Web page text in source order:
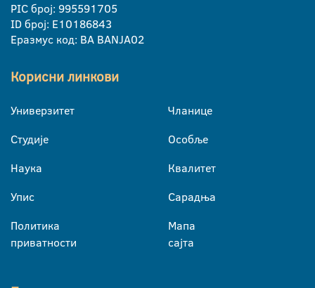
PIC број: 995591705
ID број: E10186843
Еразмус код: BA BANJA02
Корисни линкови
Универзитет
Студије
Наука
Упис
Политика
приватности
Чланице
Особље
Квалитет
Сарадња
Мапа
сајта